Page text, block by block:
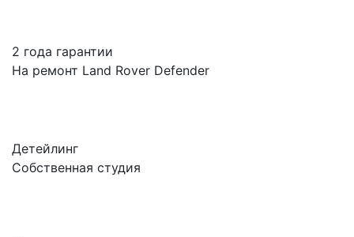
2 года гарантии
На ремонт Land Rover Defender
Детейлинг
Собственная студия